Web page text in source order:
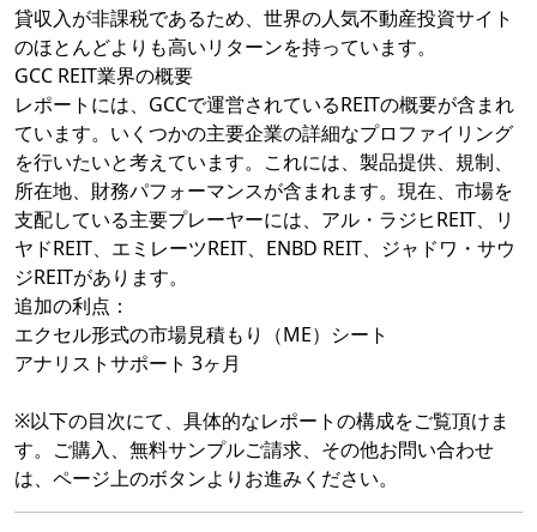
貸収入が非課税であるため、世界の人気不動産投資サイト
のほとんどよりも高いリターンを持っています。
GCC REIT業界の概要
レポートには、GCCで運営されているREITの概要が含まれ
ています。いくつかの主要企業の詳細なプロファイリング
を行いたいと考えています。これには、製品提供、規制、
所在地、財務パフォーマンスが含まれます。現在、市場を
支配している主要プレーヤーには、アル・ラジヒREIT、リ
ヤドREIT、エミレーツREIT、ENBD REIT、ジャドワ・サウ
ジREITがあります。
追加の利点：
エクセル形式の市場見積もり（ME）シート
アナリストサポート 3ヶ月
※以下の目次にて、具体的なレポートの構成をご覧頂けま
す。ご購入、無料サンプルご請求、その他お問い合わせ
は、ページ上のボタンよりお進みください。